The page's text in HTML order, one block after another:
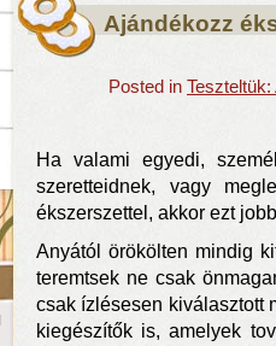
egy városnyi élmény
Ajándékozz
Posted in
Ha valami egyedi,
szeretteidnek, vagy
ékszerszettel, akkor ezt
Anyától örökölten mindig
teremtsek ne csak
csak ízlésesen kiválasztott
kiegészítők is, amelyek